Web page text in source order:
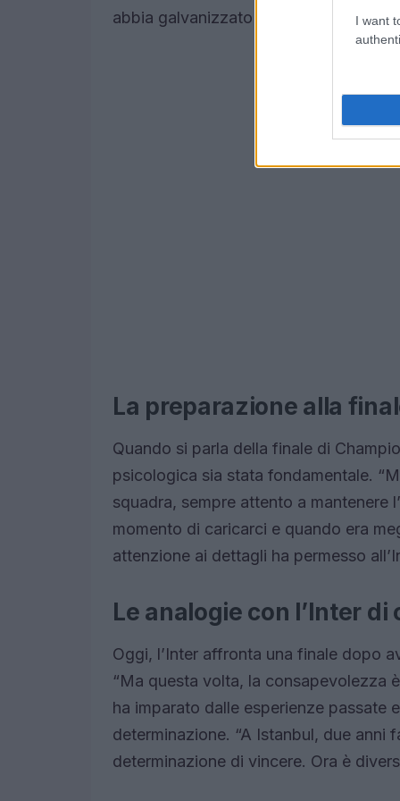
I want
abbia galvanizzato il gruppo.
La preparazione alla
Quando si parla della finale di
psicologica sia stata fondamentale.
squadra, sempre attento a mantenere
momento di caricarci e quando era
attenzione ai dettagli ha permesso
Le analogie con l’Inter di
Oggi, l’Inter affronta una finale dopo
“Ma questa volta, la consapevolezza
ha imparato dalle esperienze passate
determinazione. “A Istanbul, due anni
determinazione di vincere. Ora è